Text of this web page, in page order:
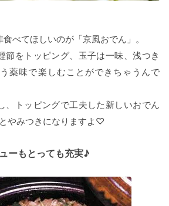
べてほしいのが「京風おでん」。
節をトッピング、玉子は一味、浅つき
薬味で楽しむことができちゃうんで
、トッピングで工夫した新しいおでん
やみつきになりますよ♡
ーもとっても充実♪